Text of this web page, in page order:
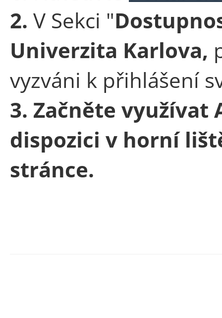
2. V Sekci "
Univerzita Karlova,
vyzváni k přihlášení
3. Začněte využívat
dispozici v horní
stránce.